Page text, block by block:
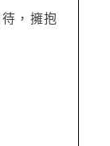
，擁抱